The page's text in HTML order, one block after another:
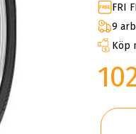
FRI
9
Köp